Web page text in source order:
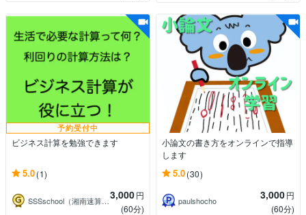
予約受付中
ビジネス計算を勉強できます
5.0(1)
SSSschool（湘南速算そろばん） 3,000円
(60分)
小論文の書き方をオンラインで指導
します
5.0(30)
paulshocho 3,000円
(60分)